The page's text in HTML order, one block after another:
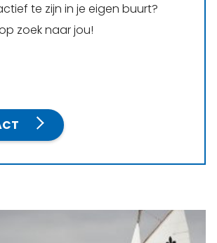
te zijn in je eigen buurt?
zoek naar jou!